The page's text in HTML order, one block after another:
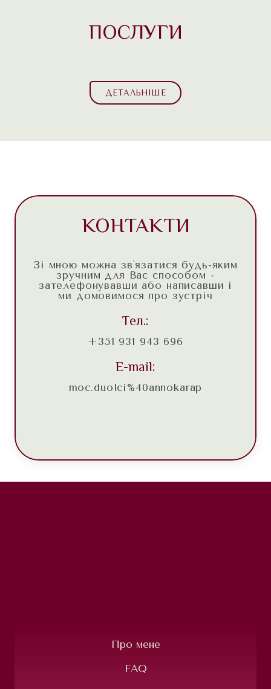
ПОСЛУГИ
ДЕТАЛЬНІШЕ
КОНТАКТИ
Зі мною можна звʼязатися будь-яким
зручним для Вас способом -
зателефонувавши або написавши і
ми домовимося про зустріч
Тeл.:
+351 931 943 696
E-mail:
moc.duolci%40annokarap
Про мене
FAQ